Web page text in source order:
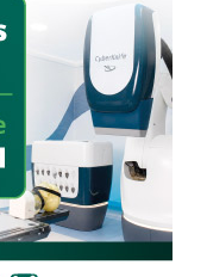
una situación de
legales
lo que las leyes
en estado
digitales al
que la